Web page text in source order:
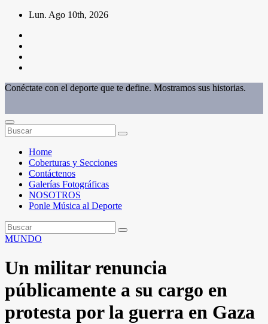
Saltar
contenido
Lun. Ago 10th, 2026
Conéctate con el deporte que te define. Mostramos sus historias.
Home
Coberturas y Secciones
Contáctenos
Galerías Fotográficas
NOSOTROS
Ponle Música al Deporte
MUNDO
Un militar renuncia
públicamente a su cargo en
protesta por la guerra en Gaza